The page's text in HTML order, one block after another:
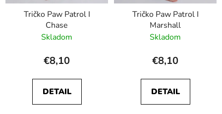
Tričko Paw Patrol I
Chase
Skladom
€8,10
DETAIL
Tričko Paw Patrol I
Marshall
Skladom
€8,10
DETAIL